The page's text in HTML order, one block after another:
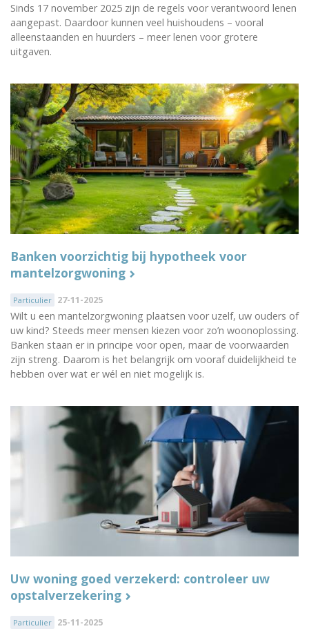
Sinds 17 november 2025 zijn de regels voor verantwoord lenen
aangepast. Daardoor kunnen veel huishoudens – vooral
alleenstaanden en huurders – meer lenen voor grotere
uitgaven.
Banken voorzichtig bij hypotheek voor
mantelzorgwoning
Particulier 27-11-2025
Wilt u een mantelzorgwoning plaatsen voor uzelf, uw ouders of
uw kind? Steeds meer mensen kiezen voor zo’n woonoplossing.
Banken staan er in principe voor open, maar de voorwaarden
zijn streng. Daarom is het belangrijk om vooraf duidelijkheid te
hebben over wat er wél en niet mogelijk is.
Uw woning goed verzekerd: controleer uw
opstalverzekering
Particulier 25-11-2025